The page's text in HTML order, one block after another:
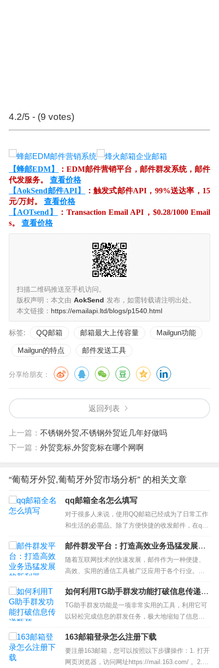
4.2/5 - (9 votes)
【蜂邮EDM】
：EDM邮件营销平台，邮件群发系统，邮件
代发服务。 查看价格
【AokSend邮件API】
：触发式邮件API，99%送达率，15
元/万封。 查看价格
【AOTsend】
：Transaction Email API，$0.28/1000 Email
s。 查看价格
扫描二维码推送至手机访问。
版权声明：本文由 AokSend 发布，如需转载请注明出处。
本文链接： https://emailapi.ltd/blogs/p1540.html
标签: QQ邮箱 邮箱最大上传容量 Mailgun功能
Mailgun的特点 邮件发送工具
分享给朋友：
返回列表
上一篇： 不锈钢外贸,不锈钢外贸近几年好做吗
下一篇： 外贸竞标,外贸竞标在哪个网啊
“葡萄牙外贸,葡萄牙外贸市场分析” 的相关文章
qq邮箱全名怎么填写
对于很多人来说，使用QQ邮箱已经成为了日常工作
和生活的必需品。除了方便快捷的收发邮件，在qq
邮箱中还有着很多精彩的功能。但是在注册qq邮箱
的过程中，填写姓名就显得非常重要了。那么，你
知道qq邮箱全名怎么填写吗？接下来，就让我们来
详细了解一下吧！1. 姓名的填写格式在qq邮箱的注
册页面中，姓名是必须要...
邮件群发平台：打造高效业务迅猛发展的
新利器
随着互联网技术的快速发展，邮件作为一种便捷、
高效、实用的通信工具被广泛应用于各个行业。但
是，随着业务的不断扩大，单个手动发送邮件的效
率已经无法满足需求。因此，邮件群发平台的出现
成为了企业高效管理、迅速发展的保障。邮件群发
平台指的是集成了邮件发送、内容管理、收信人管
理等多种功能的一站式邮件服务平台。本...
如何利用TG助手群发功能打破信息传递瓶
颈
TG助手群发功能是一项非常实用的工具，利用它可
以轻松完成信息的群发任务，极大地缩短了信息传
递的时间。越来越多的人开始使用TG助手群发功
能，从而能够更好地完成个人和企业所需的信息传
播和营销工作，提高工作效率和推广效果。下面我
们一起来了解如何使用TG助手群发功能，以及如何
163邮箱登录怎么注册下载
要注册163邮箱，您可以按照以下步骤操作：1. 打开
网页浏览器，访问网址https://mail.163.com/ 。2.